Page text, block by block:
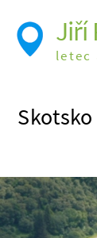
Jiří
letec